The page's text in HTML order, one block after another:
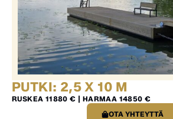
PUTKI: 2,5 X 10 M
RUSKEA 11880 € | HARMAA 14850 €
OTA YHTEYTTÄ